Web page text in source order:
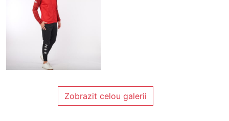
Zobrazit celou galerii